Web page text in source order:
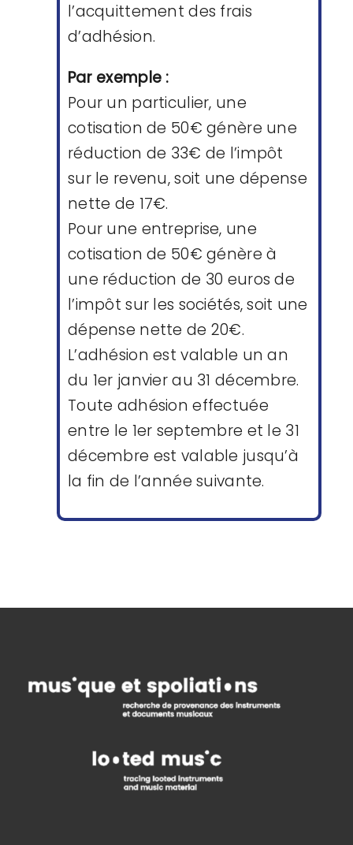
l’acquittement des frais
d’adhésion.
Par exemple :
Pour un particulier, une
cotisation de 50€ génère une
réduction de 33€ de l’impôt
sur le revenu, soit une dépense
nette de 17€.
Pour une entreprise, une
cotisation de 50€ génère à
une réduction de 30 euros de
l’impôt sur les sociétés, soit une
dépense nette de 20€.
L’adhésion est valable un an
du 1er janvier au 31 décembre.
Toute adhésion effectuée
entre le 1er septembre et le 31
décembre est valable jusqu’à
la fin de l’année suivante.